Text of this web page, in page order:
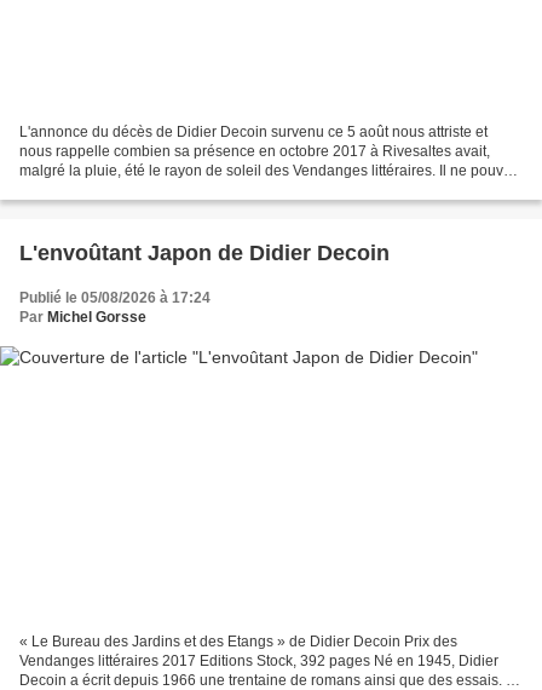
L'annonce du décès de Didier Decoin survenu ce 5 août nous attriste et
nous rappelle combien sa présence en octobre 2017 à Rivesaltes avait,
malgré la pluie, été le rayon de soleil des Vendanges littéraires. Il ne pouvait
L'envoûtant Japon de Didier Decoin
Publié le 05/08/2026 à 17:24
Par Michel Gorsse
« Le Bureau des Jardins et des Etangs » de Didier Decoin Prix des
Vendanges littéraires 2017 Editions Stock, 392 pages Né en 1945, Didier
Decoin a écrit depuis 1966 une trentaine de romans ainsi que des essais. Il